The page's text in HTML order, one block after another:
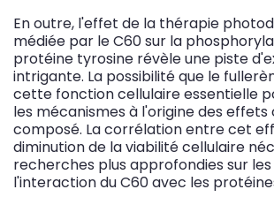
En outre, l'effet de la thérapie
médiée par le C60 sur la
protéine tyrosine révèle une piste
intrigante. La possibilité que le
cette fonction cellulaire essentielle
les mécanismes à l'origine des
composé. La corrélation entre cet
diminution de la viabilité cellulaire
recherches plus approfondies sur
l'interaction du C60 avec les